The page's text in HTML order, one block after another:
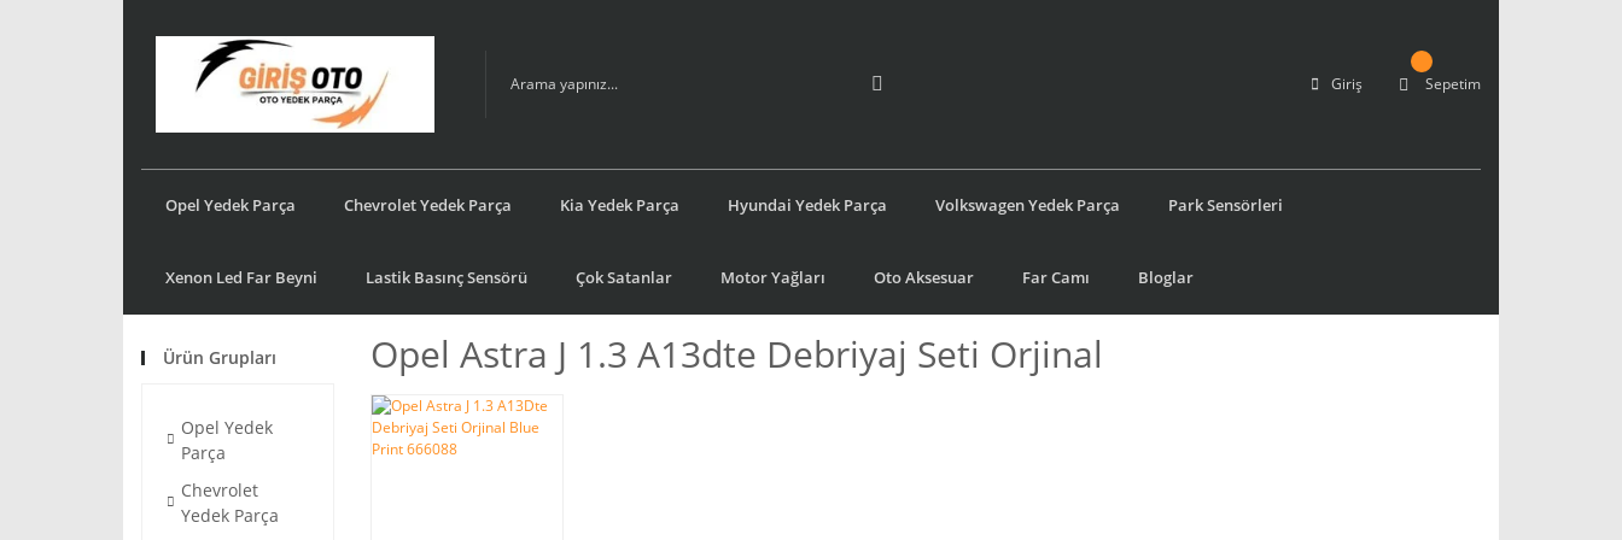
Giriş Sepetim
Opel Yedek Parça Chevrolet Yedek Parça Kia Yedek Parça Hyundai Yedek Parça Volkswagen Yedek Parça Park Sensörleri
Xenon Led Far Beyni Lastik Basınç Sensörü Çok Satanlar Motor Yağları Oto Aksesuar Far Camı Bloglar
Ürün Grupları
Opel Yedek
Parça
Chevrolet
Yedek Parça
Opel Astra J 1.3 A13dte Debriyaj Seti Orjinal